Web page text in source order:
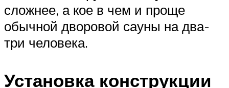
сложнее, а кое в чем и проще
обычной дворовой сауны на два-
три человека.
Установка конструкции